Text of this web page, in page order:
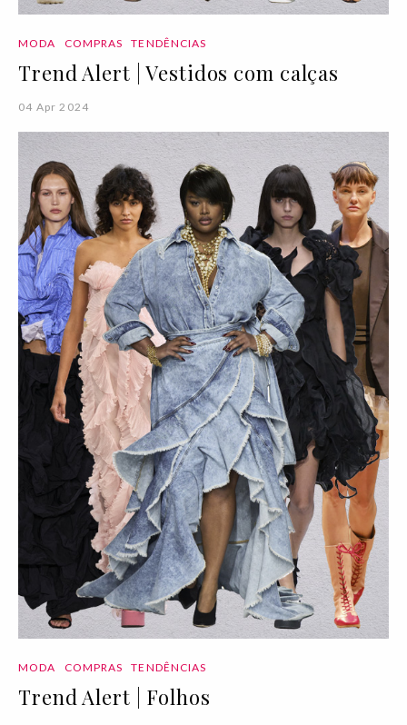
MODA COMPRAS TENDÊNCIAS
Trend Alert | Vestidos com calças
04 Apr 2024
MODA COMPRAS TENDÊNCIAS
Trend Alert | Folhos